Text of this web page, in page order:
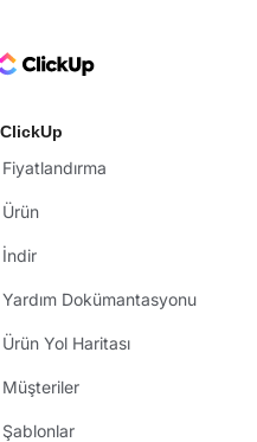
Logo
ClickUp
Fiyatlandırma
Ürün
İndir
Yardım Dokümantasyonu
Ürün Yol Haritası
Müşteriler
Şablonlar